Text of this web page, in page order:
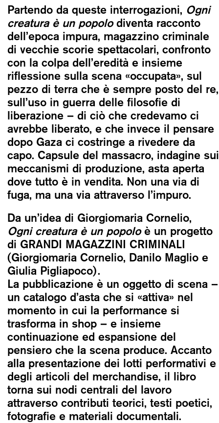
Partendo da queste interrogazioni, Ogni
creatura è un popolodiventa racconto
dell’epoca impura, magazzino criminale
di vecchie scorie spettacolari, confronto
con la colpa dell’eredità e insieme
riflessione sulla scena «occupata», sul
pezzo di terra che è sempre posto del re,
sull’uso in guerra delle filosofie di
liberazione – di ciò che credevamo ci
avrebbe liberato, e che invece il pensare
dopo Gaza ci costringe a rivedere da
capo. Capsule del massacro, indagine sui
meccanismi di produzione, asta aperta
dove tutto è in vendita. Non una via di
fuga, ma una via attraverso l’impuro.
Da un’idea di Giorgiomaria Cornelio,
Ogni creatura è un popoloè un progetto
di GRANDI MAGAZZINI CRIMINALI
(Giorgiomaria Cornelio, Danilo Maglio e
Giulia Pigliapoco).
La pubblicazione è un oggetto di scena –
un catalogo d’asta che si «attiva» nel
momento in cui la performance si
trasforma in shop – e insieme
continuazione ed espansione del
pensiero che la scena produce. Accanto
alla presentazione dei lotti performativi e
degli articoli del merchandise, il libro
torna sui nodi centrali del lavoro
attraverso contributi teorici, testi poetici,
fotografie e materiali documentali.